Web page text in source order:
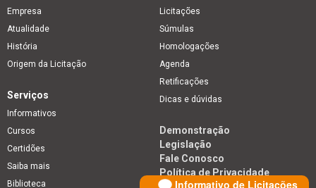
Informativo de Licitações
Empresa
Atualidade
História
Origem da Licitação
Licitações
Súmulas
Homologações
Agenda
Retificações
Dicas e dúvidas
Serviços
Informativos
Cursos
Certidões
Saiba mais
Biblioteca
Demonstração
Legislação
Fale Conosco
Política de Privacidade